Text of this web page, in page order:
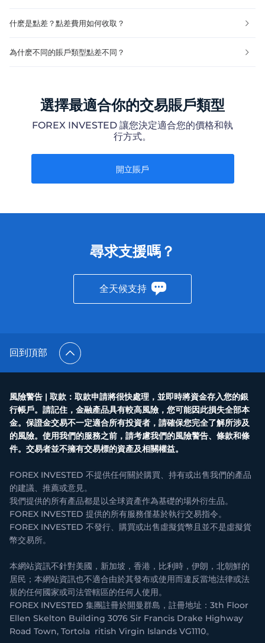
什麽是點差？點差費用如何收取？
為什麽不同的賬戶類型點差不同？
選擇最適合你的交易賬戶類型
FOREX INVESTED 讓您決定適合您的價格和執
行方式。
開立賬戶
尋求支援嗎？
全天候支持
回到頂部
風險警告 | 取款：取款申請將很快處理，並即時將資金存入您的銀
行帳戶。請記住，金融產品具有較高風險，您可能因此損失全部本
金。保證金交易不一定適合所有投資者，請確保您完全了解所涉及
的風險。使用我們的服務之前，請考慮我們的風險警告、條款和條
件。交易者並不擁有交易標的資產及相關權益。
FOREX INVESTED 不提供任何關於購買、持有或出售我們的產品
的建議、推薦或意見。
我們提供的所有產品都是以全球資產作為基礎的場外衍生品。
FOREX INVESTED 提供的所有服務僅基於執行交易指令。
FOREX INVESTED 不發行、購買或出售虛擬貨幣且並不是虛擬貨
幣交易所。
本網站資訊不針對美國，新加坡，香港，比利時，伊朗，北朝鮮的
居民；本網站資訊也不適合由於其發布或使用而違反當地法律或法
規的任何國家或司法管轄區的任何人使用。
FOREX INVESTED 集團註冊於開曼群島，註冊地址：3th Floor
Ellen Skelton Building 3076 Sir Francis Drake Highway
Road Town, Tortola ritish Virgin Islands VG1110。